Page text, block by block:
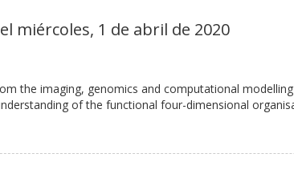
miércoles, 1 de abril de 2020
the imaging, genomics and computational
of the functional four-dimensional